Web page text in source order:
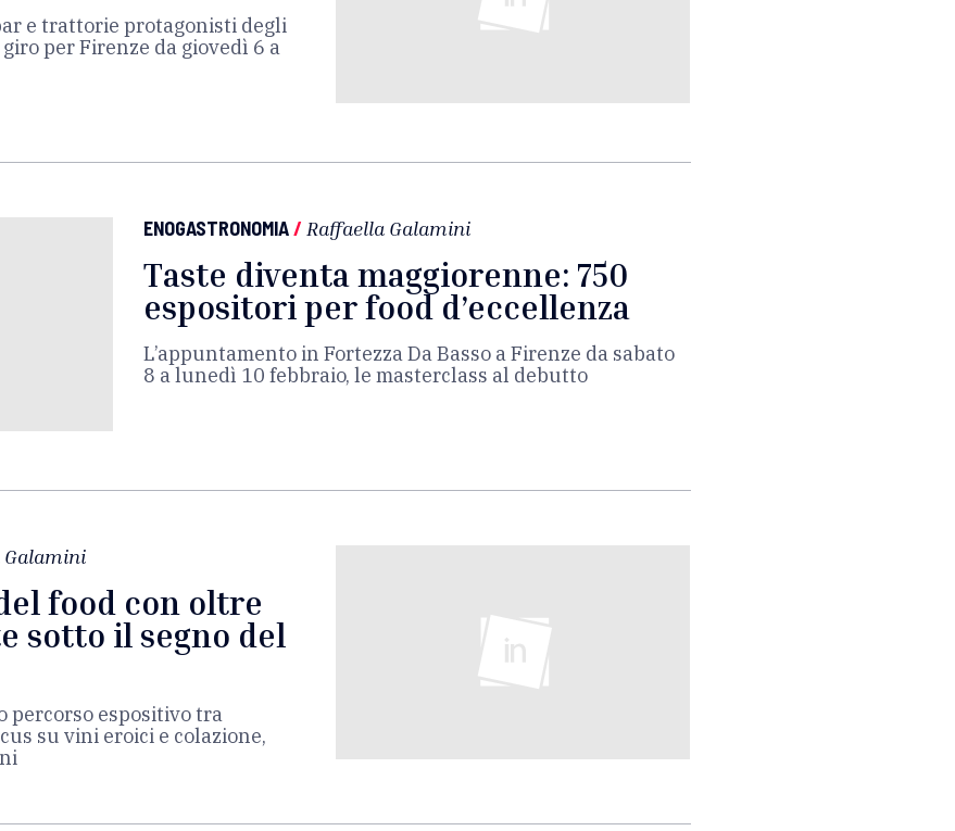
e trattorie protagonisti degli
per Firenze da giovedì 6 a
ENOGASTRONOMIA/ Raffaella Galamini
Taste diventa maggiorenne: 750
espositori per food d’eccellenza
L’appuntamento in Fortezza Da Basso a Firenze da sabato
8 a lunedì 10 febbraio, le masterclass al debutto
Galamini
food con oltre
sotto il segno del
percorso espositivo tra
su vini eroici e colazione,